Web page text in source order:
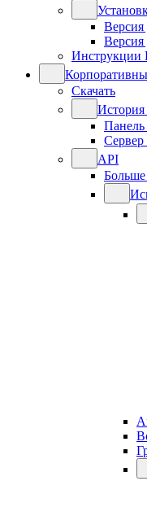
Версия
Скачать
Панель
Сервер
API